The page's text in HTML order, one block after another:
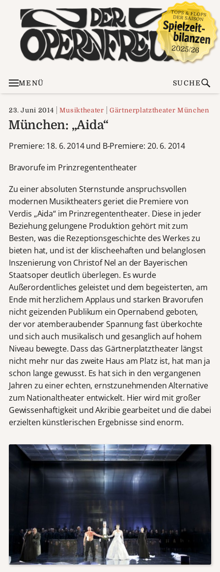
MENÜ SUCHE
23. Juni 2014 Musiktheater Gärtnerplatztheater München
München: „Aida“
Premiere: 18. 6. 2014 und B-Premiere: 20. 6. 2014
Bravorufe im Prinzregententheater
Zu einer absoluten Sternstunde anspruchsvollen
modernen Musiktheaters geriet die Premiere von
Verdis „Aida“ im Prinzregententheater. Diese in jeder
Beziehung gelungene Produktion gehört mit zum
Besten, was die Rezeptionsgeschichte des Werkes zu
bieten hat, und ist der klischeehaften und belanglosen
Inszenierung von Christof Nel an der Bayerischen
Staatsoper deutlich überlegen. Es wurde
Außerordentliches geleistet und dem begeisterten, am
Ende mit herzlichem Applaus und starken Bravorufen
nicht geizenden Publikum ein Opernabend geboten,
der vor atemberaubender Spannung fast überkochte
und sich auch musikalisch und gesanglich auf hohem
Niveau bewegte. Dass das Gärtnerplatztheater längst
nicht mehr nur das zweite Haus am Platz ist, hat man ja
schon lange gewusst. Es hat sich in den vergangenen
Jahren zu einer echten, ernstzunehmenden Alternative
zum Nationaltheater entwickelt. Hier wird mit großer
Gewissenhaftigkeit und Akribie gearbeitet und die dabei
erzielten künstlerischen Ergebnisse sind enorm.